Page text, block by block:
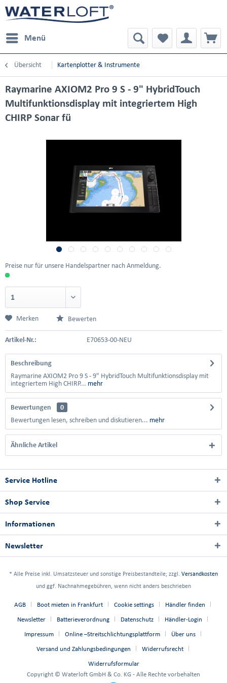
Menü
Übersicht Kartenplotter & Instrumente
Raymarine AXIOM2 Pro 9 S - 9" HybridTouch
Multifunktionsdisplay mit integriertem High
CHIRP Sonar fü
Preise nur für unsere Handelspartner nach Anmeldung.
Merken Bewerten
Artikel-Nr.: E70653-00-NEU
Beschreibung
Raymarine AXIOM2 Pro 9 S - 9" HybridTouch Multifunktionsdisplay mit
integriertem High CHIRP... mehr
Bewertungen
0
Bewertungen lesen, schreiben und diskutieren... mehr
Ähnliche Artikel
Service Hotline
Shop Service
Informationen
Newsletter
* Alle Preise inkl. Umsatzsteuer und sonstige Preisbestandteile; zzgl. Versandkosten
und ggf. Nachnahmegebühren, wenn nicht anders beschrieben
AGB Boot mieten in Frankfurt Cookie settings Händler finden
Newsletter Batterieverordnung Datenschutz Händler-Login
Impressum Online –Streitschlichtungsplattform Über uns
Versand und Zahlungsbedingungen Widerrufsrecht
Widerrufsformular
Copyright © Waterloft GmbH & Co. KG - Alle Rechte vorbehalten